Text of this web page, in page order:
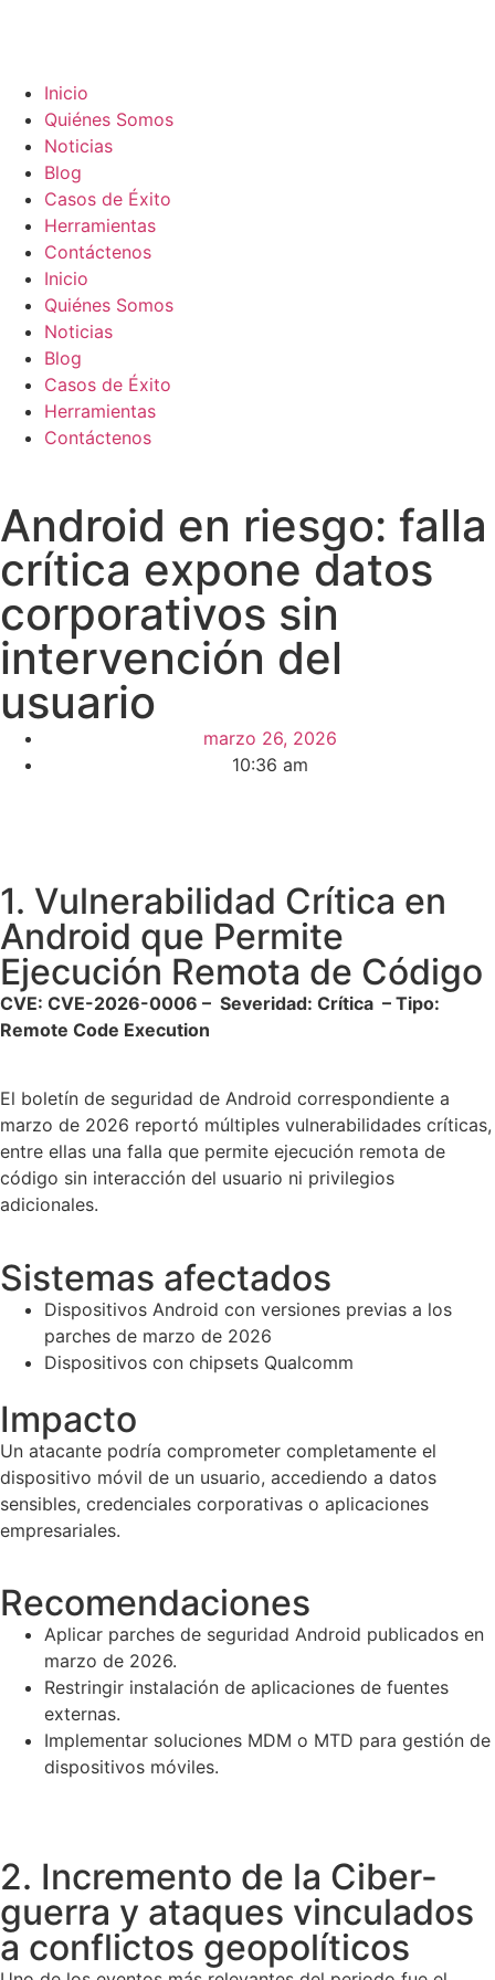
Inicio
Quiénes Somos
Noticias
Blog
Casos de Éxito
Herramientas
Contáctenos
Inicio
Quiénes Somos
Noticias
Blog
Casos de Éxito
Herramientas
Contáctenos
Android en riesgo: falla
crítica expone datos
corporativos sin
intervención del
usuario
marzo 26, 2026
10:36 am
1. Vulnerabilidad Crítica en
Android que Permite
Ejecución Remota de Código
CVE: CVE-2026-0006 – Severidad: Crítica – Tipo:
Remote Code Execution
El boletín de seguridad de Android correspondiente a
marzo de 2026 reportó múltiples vulnerabilidades críticas,
entre ellas una falla que permite ejecución remota de
código sin interacción del usuario ni privilegios
adicionales.
Sistemas afectados
Dispositivos Android con versiones previas a los
parches de marzo de 2026
Dispositivos con chipsets Qualcomm
Impacto
Un atacante podría comprometer completamente el
dispositivo móvil de un usuario, accediendo a datos
sensibles, credenciales corporativas o aplicaciones
empresariales.
Recomendaciones
Aplicar parches de seguridad Android publicados en
marzo de 2026.
Restringir instalación de aplicaciones de fuentes
externas.
Implementar soluciones MDM o MTD para gestión de
dispositivos móviles.
2. Incremento de la Ciber-
guerra y ataques vinculados
a conflictos geopolíticos